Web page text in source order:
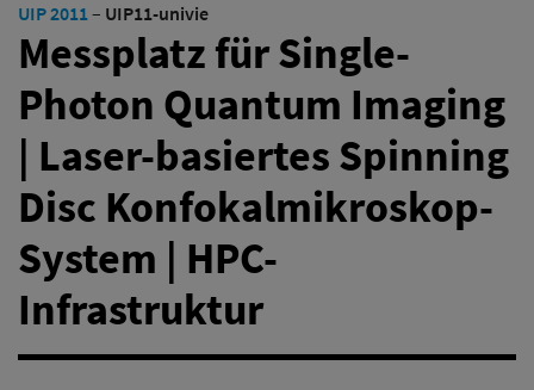
UIP 2011– UIP11-univie
Messplatz für Single-
Photon Quantum Imaging
| Laser-basiertes Spinning
Disc Konfokalmikroskop-
System | HPC-
Infrastruktur